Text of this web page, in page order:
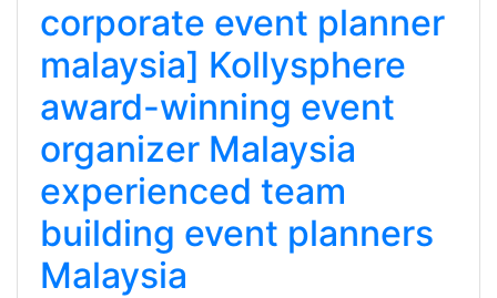
corporate event planner
malaysia] Kollysphere
award-winning event
organizer Malaysia
experienced team
building event planners
Malaysia